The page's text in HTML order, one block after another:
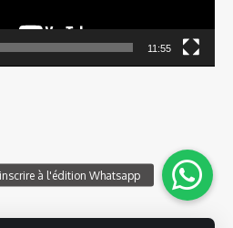
11:55